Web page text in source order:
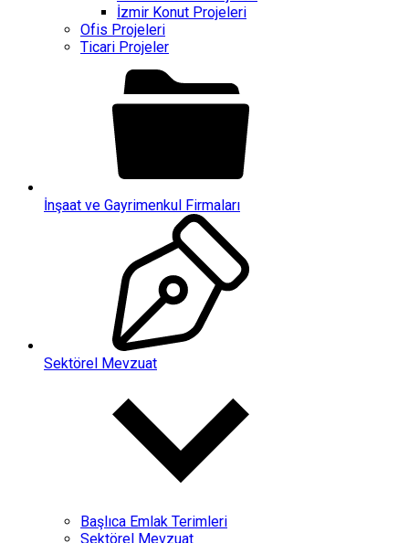
İzmir Konut Projeleri
Ofis Projeleri
Ticari Projeler
İnşaat ve Gayrimenkul Firmaları
Sektörel Mevzuat
Başlıca Emlak Terimleri
Sektörel Mevzuat